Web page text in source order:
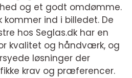
og et godt omdømme.
kommer ind i billedet. De
hos Seglas.dk har en
kvalitet og håndværk, og
løsninger der
krav og præferencer.